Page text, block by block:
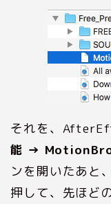
それを、
能 → MotionBro
ンを開いたあと
押して、先ほど